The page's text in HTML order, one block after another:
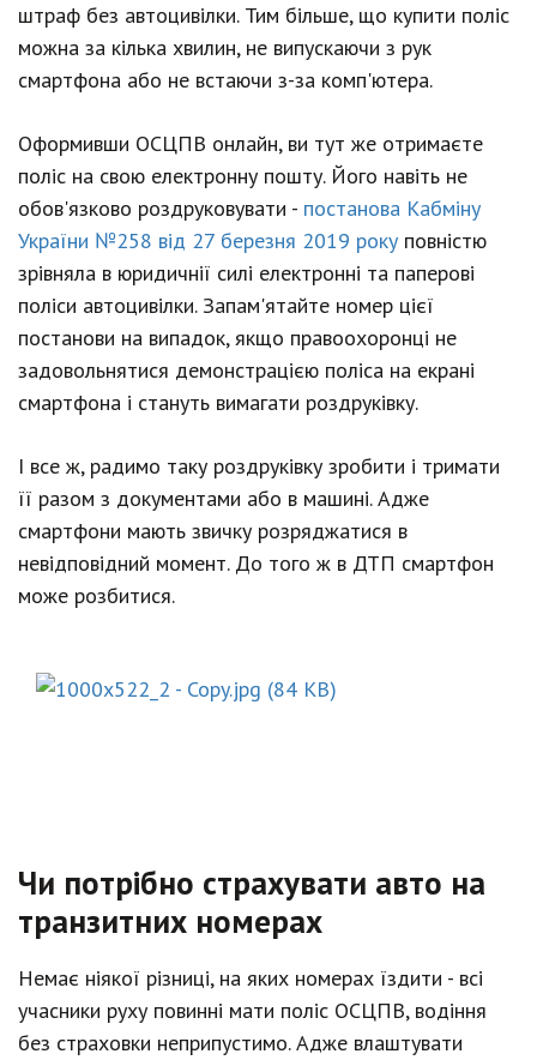
штраф без автоцивілки. Тим більше, що купити поліс
можна за кілька хвилин, не випускаючи з рук
смартфона або не встаючи з-за комп'ютера.
Оформивши ОСЦПВ онлайн, ви тут же отримаєте
поліс на свою електронну пошту. Його навіть не
обов'язково роздруковувати - постанова Кабміну
України №258 від 27 березня 2019 року повністю
зрівняла в юридичнії силі електронні та паперові
поліси автоцивілки. Запам'ятайте номер цієї
постанови на випадок, якщо правоохоронці не
задовольнятися демонстрацією поліса на екрані
смартфона і стануть вимагати роздруківку.
І все ж, радимо таку роздруківку зробити і тримати
її разом з документами або в машині. Адже
смартфони мають звичку розряджатися в
невідповідний момент. До того ж в ДТП смартфон
може розбитися.
Чи потрібно страхувати авто на
транзитних номерах
Немає ніякої різниці, на яких номерах їздити - всі
учасники руху повинні мати поліс ОСЦПВ, водіння
без страховки неприпустимо. Адже влаштувати